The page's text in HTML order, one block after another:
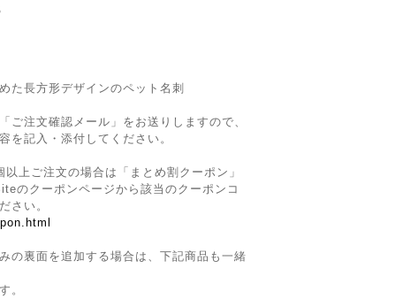
た長方形デザインのペット名刺
注文確認メール」をお送りしますので、
を記入・添付してください。
上ご注文の場合は「まとめ割クーポン」
のクーポンページから該当のクーポンコ
さい。
の裏面を追加する場合は、下記商品も一緒
。